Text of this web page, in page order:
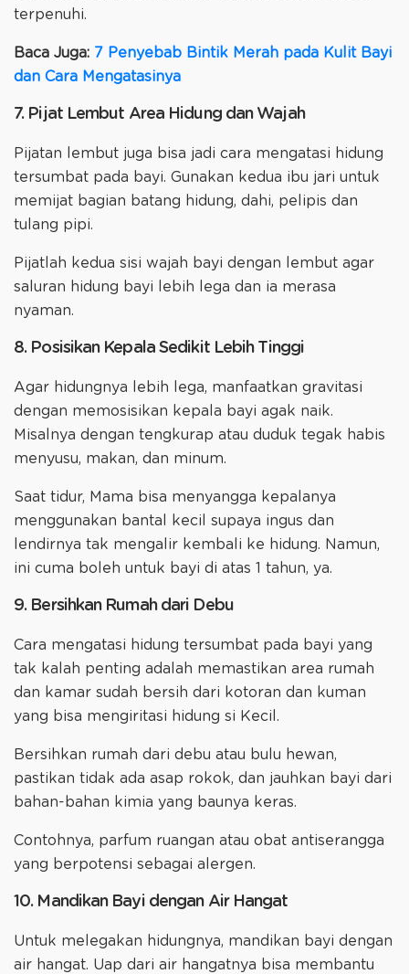
terpenuhi.
Baca Juga: 7 Penyebab Bintik Merah pada Kulit Bayi
dan Cara Mengatasinya
7. Pijat Lembut Area Hidung dan Wajah
Pijatan lembut juga bisa jadi cara mengatasi hidung
tersumbat pada bayi. Gunakan kedua ibu jari untuk
memijat bagian batang hidung, dahi, pelipis dan
tulang pipi.
Pijatlah kedua sisi wajah bayi dengan lembut agar
saluran hidung bayi lebih lega dan ia merasa
nyaman.
8. Posisikan Kepala Sedikit Lebih Tinggi
Agar hidungnya lebih lega, manfaatkan gravitasi
dengan memosisikan kepala bayi agak naik.
Misalnya dengan tengkurap atau duduk tegak habis
menyusu, makan, dan minum.
Saat tidur, Mama bisa menyangga kepalanya
menggunakan bantal kecil supaya ingus dan
lendirnya tak mengalir kembali ke hidung. Namun,
ini cuma boleh untuk bayi di atas 1 tahun, ya.
9. Bersihkan Rumah dari Debu
Cara mengatasi hidung tersumbat pada bayi yang
tak kalah penting adalah memastikan area rumah
dan kamar sudah bersih dari kotoran dan kuman
yang bisa mengiritasi hidung si Kecil.
Bersihkan rumah dari debu atau bulu hewan,
pastikan tidak ada asap rokok, dan jauhkan bayi dari
bahan-bahan kimia yang baunya keras.
Contohnya, parfum ruangan atau obat antiserangga
yang berpotensi sebagai alergen.
10. Mandikan Bayi dengan Air Hangat
Untuk melegakan hidungnya, mandikan bayi dengan
air hangat. Uap dari air hangatnya bisa membantu